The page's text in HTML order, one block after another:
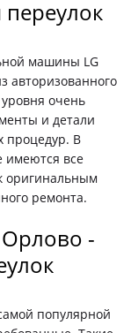
машины LG
авторизованного
очень
и детали
процедур. В
имеются все
оригинальным
ремонта.
-
популярной